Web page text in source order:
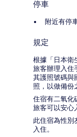
停車
附近有停
規定
根據「日本衛
旅客辦理入住
其護照號碼與
照，以做備份
住宿有二氧化
旅客可以安心
此住宿為性別
入住。